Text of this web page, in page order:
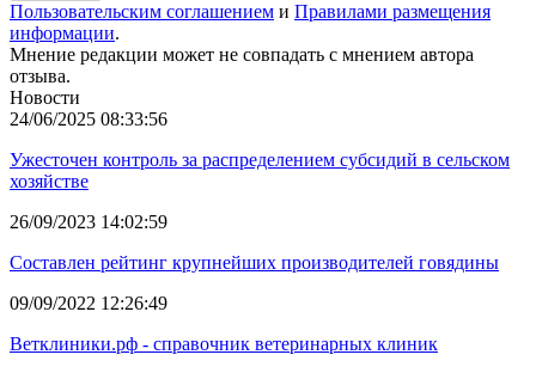
Пользовательским соглашением и Правилами размещения
информации.
Мнение редакции может не совпадать с мнением автора
отзыва.
Новости
24/06/2025 08:33:56
Ужесточен контроль за распределением субсидий в сельском
хозяйстве
26/09/2023 14:02:59
Составлен рейтинг крупнейших производителей говядины
09/09/2022 12:26:49
Ветклиники.рф - справочник ветеринарных клиник